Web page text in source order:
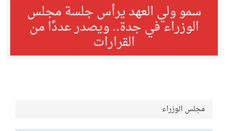
سمو ولي العهد يرأس جلسة مجلس
الوزراء في جدة.. ويصدر عددًا من
القرارات
مجلس الوزراء